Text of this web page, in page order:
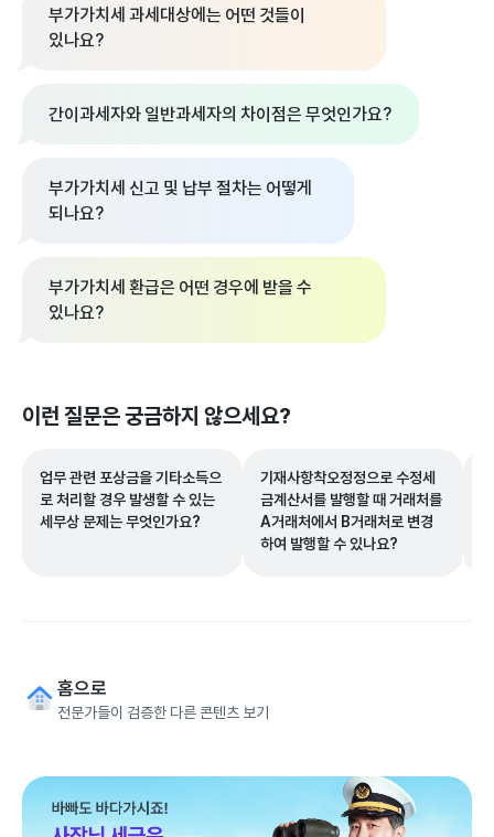
부가가치세 과세대상에는 어떤 것들이
있나요?
간이과세자와 일반과세자의 차이점은 무엇인가요?
부가가치세 신고 및 납부 절차는 어떻게
되나요?
부가가치세 환급은 어떤 경우에 받을 수
있나요?
이런 질문은 궁금하지 않으세요?
업무 관련 포상금을 기타소득으
로 처리할 경우 발생할 수 있는
세무상 문제는 무엇인가요?
기재사항착오정정으로 수정세
금계산서를 발행할 때 거래처를
A거래처에서 B거래처로 변경
하여 발행할 수 있나요?
홈으로
전문가들이 검증한 다른 콘텐츠 보기